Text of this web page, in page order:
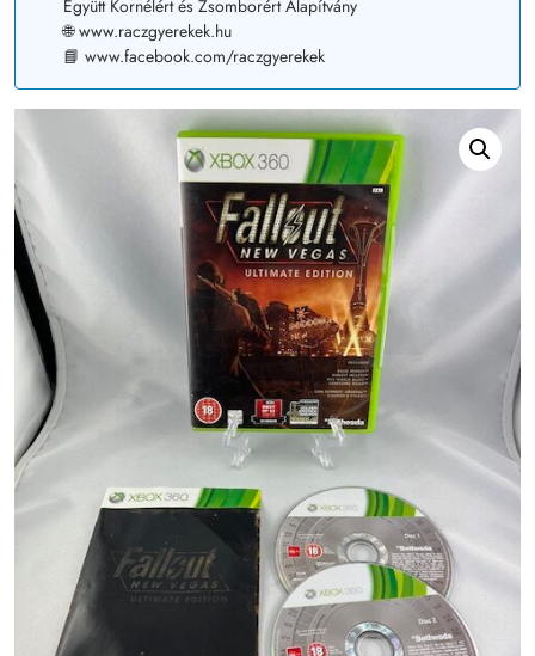
Együtt Kornélért és Zsomborért Alapítvány
🌐 www.raczgyerekek.hu
📘 www.facebook.com/raczgyerekek